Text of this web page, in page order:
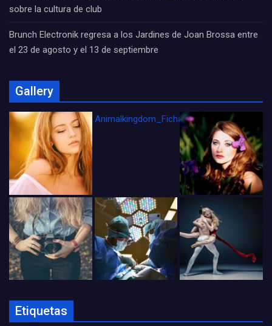
sobre la cultura de club
Brunch Electronik regresa a los Jardines de Joan Brossa entre
el 23 de agosto y el 13 de septiembre
Gallery
Animalkingdom_FichaCine
Etiquetas